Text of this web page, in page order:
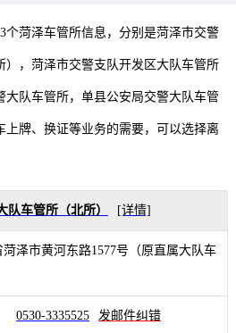
个菏泽车管所信息，分别是菏泽市交警
），菏泽市交警支队开发区大队车管所
大队车管所，单县公安局交警大队车管
上牌、换证等业务的需要，可以选择离
车管所（北所） [详情]
菏泽市黄河东路1577号（原直属大队车
0530-3335525 发邮件纠错